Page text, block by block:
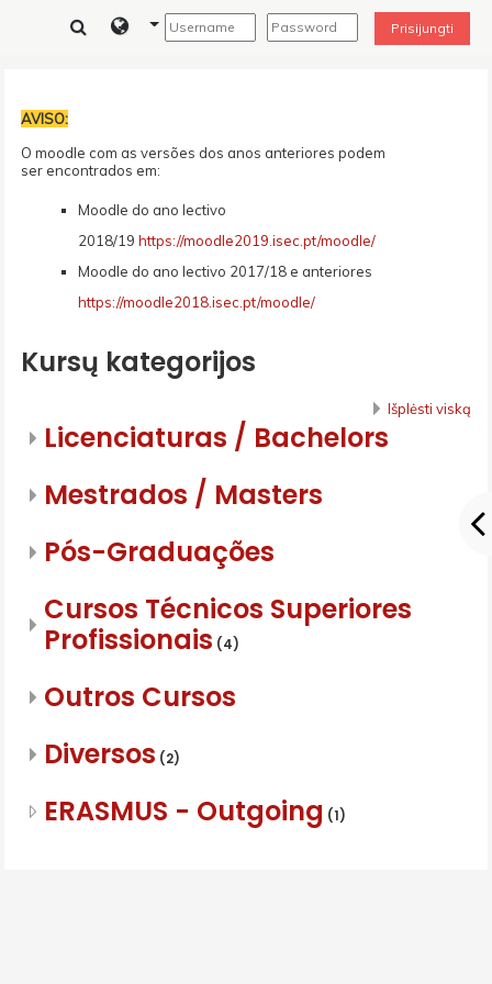
Prisijungti
AVISO:
O moodle com as versões dos anos anteriores podem
ser encontrados em:
Moodle do ano lectivo
2018/19https://moodle2019.isec.pt/moodle/
Moodle do ano lectivo 2017/18 e anteriores
https://moodle2018.isec.pt/moodle/
Kursų kategorijos
Išplėsti viską
Licenciaturas / Bachelors
Mestrados / Masters
Pós-Graduações
Cursos Técnicos Superiores
Profissionais (4)
Outros Cursos
Diversos (2)
ERASMUS - Outgoing (1)